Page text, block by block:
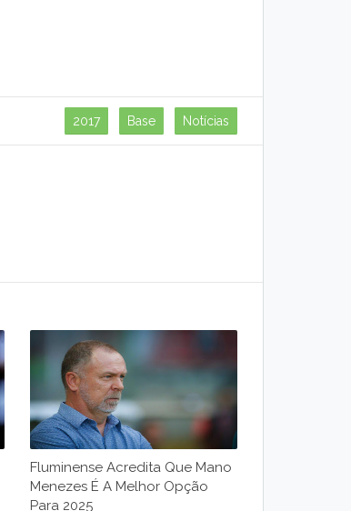
2017 Base Notícias
Fluminense Acredita Que Mano
Menezes É A Melhor Opção
Para 2025